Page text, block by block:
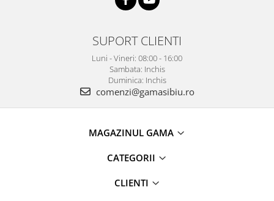
SUPORT CLIENTI
Luni - Vineri: 08:00 - 16:00
Sambata: Inchis
Duminica: Inchis
comenzi@gamasibiu.ro
MAGAZINUL GAMA
CATEGORII
CLIENTI